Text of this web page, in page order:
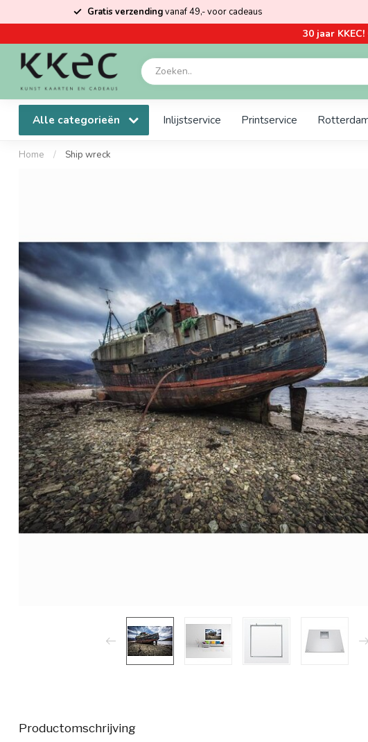
Gratis verzendingvanaf 49,- voor cadeaus
30 jaar
Alle categorieën Inlijstservice Printservice
Home / Ship wreck
Productomschrijving